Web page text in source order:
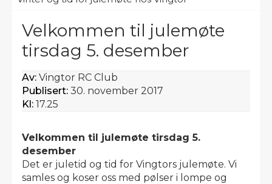
Velkommen til julemøte
tirsdag 5. desember
Av: Vingtor RC Club
Publisert: 30. november 2017
Kl: 17.25
Velkommen til julemøte tirsdag 5.
desember
Det er juletid og tid for Vingtors julemøte. Vi
samles og koser oss med pølser i lompe og